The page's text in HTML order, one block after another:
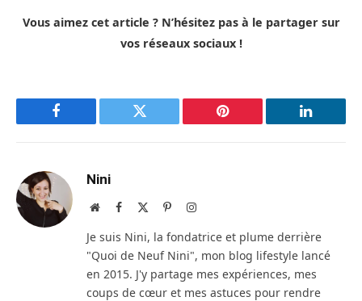
Vous aimez cet article ? N’hésitez pas à le partager sur
vos réseaux sociaux !
Facebook Twitter Pinterest LinkedIn
Nini
Site Facebook PinterestInstagram
Je suis Nini, la fondatrice et plume derrière
"Quoi de Neuf Nini", mon blog lifestyle lancé
en 2015. J'y partage mes expériences, mes
coups de cœur et mes astuces pour rendre